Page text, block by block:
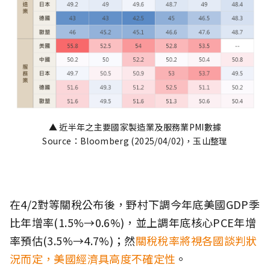
▲ 近半年之主要國家製造業及服務業PMI數據
Source：Bloomberg (2025/04/02)，玉山整理
在4/2對等關稅公布後，野村下調今年底美國GDP季
比年增率(1.5%→0.6%)，並上調年底核心PCE年增
率預估(3.5%→4.7%)；然關稅稅率將視各國談判狀
況而定，美國經濟具高度不確定性 。